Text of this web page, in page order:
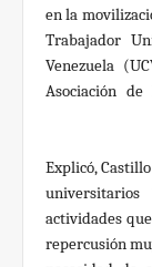
en la
Trabajador
Venezuela
Asociación
Explicó,
actividades
repercusión